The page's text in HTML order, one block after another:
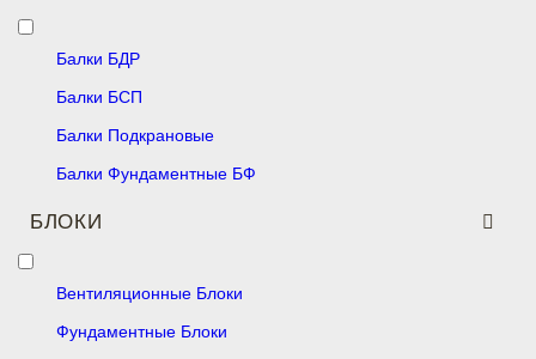
Балки БДР
Балки БСП
Балки Подкрановые
Балки Фундаментные БФ
БЛОКИ
Вентиляционные Блоки
Фундаментные Блоки